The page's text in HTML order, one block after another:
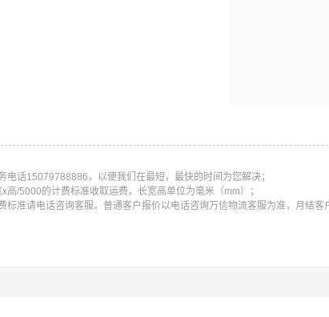
公司秉承优质服务的核心价值观，将一如既往地为更多
话15079788886，以便我们在最短，最快的时间为您解决；
/5000的计费标准收取运费，长宽高单位为毫米（mm）；
标准请电话咨询客服。普通客户报价以电话咨询万信物流客服为准，月结客